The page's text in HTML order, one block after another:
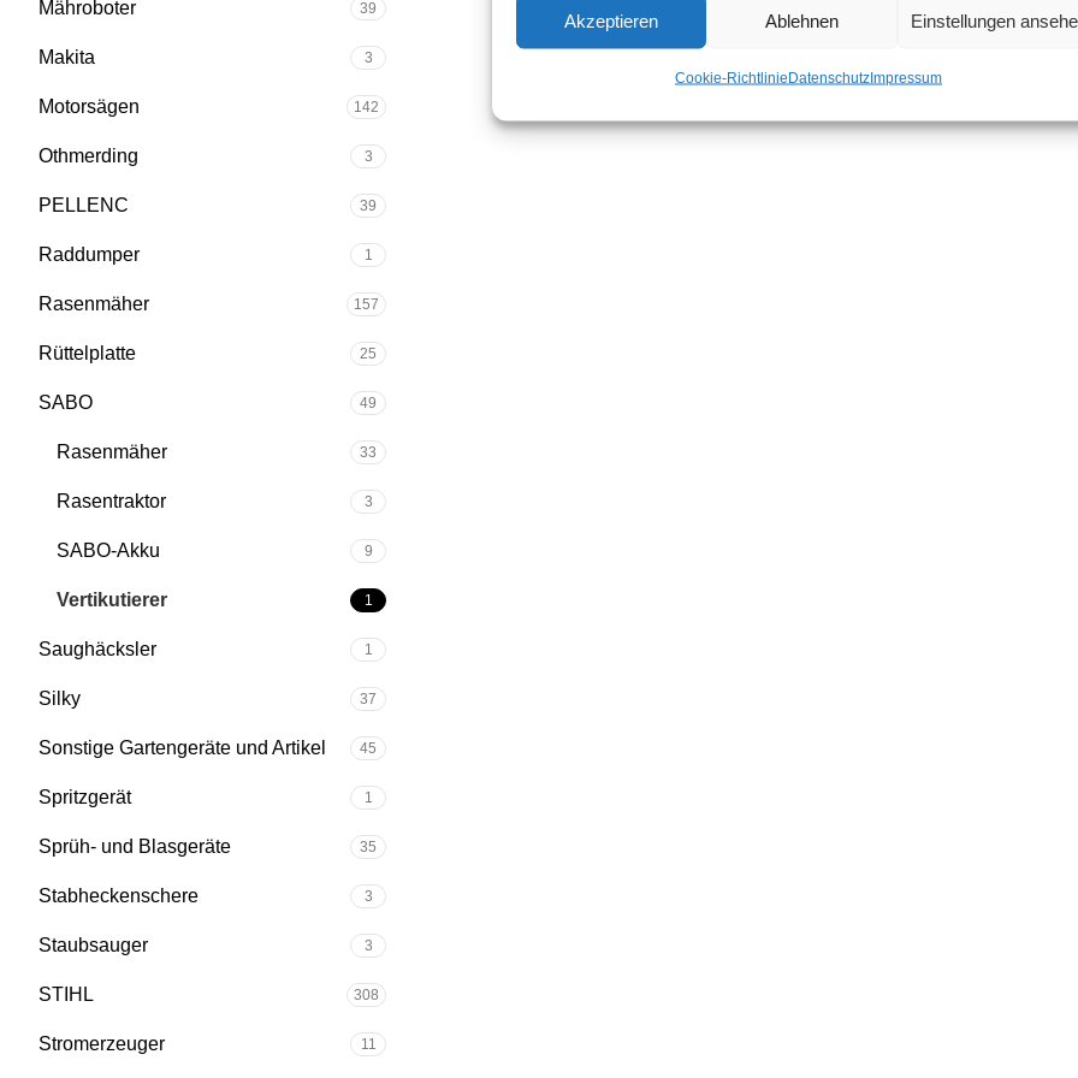
Akzeptieren Ablehnen Einstellungen
Cookie-RichtlinieDatenschutzImpressum
Mähroboter 39
Makita 3
Motorsägen 142
Othmerding 3
PELLENC 39
Raddumper 1
Rasenmäher 157
Rüttelplatte 25
SABO 49
Rasenmäher 33
Rasentraktor 3
SABO-Akku 9
Vertikutierer 1
Saughäcksler 1
Silky 37
Sonstige Gartengeräte und Artikel 45
Spritzgerät 1
Sprüh- und Blasgeräte 35
Stabheckenschere 3
Staubsauger 3
STIHL 308
Stromerzeuger 11